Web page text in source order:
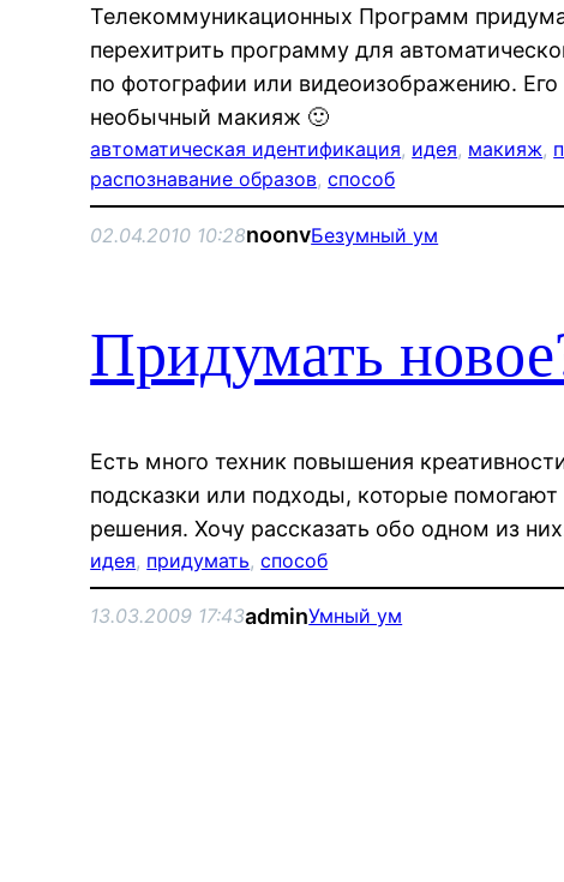
Телекоммуникационных Программ
перехитрить программу для
по фотографии или видеоизображению. Его
необычный макияж 🙂
автоматическая идентификация, идея, макияж,
распознавание образов, способ
02.04.2010 10:28noonvБезумный ум
Придумать
Есть много техник повышения
подсказки или подходы, которые
решения. Хочу рассказать обо одном из
идея, придумать, способ
13.03.2009 17:43adminУмный ум